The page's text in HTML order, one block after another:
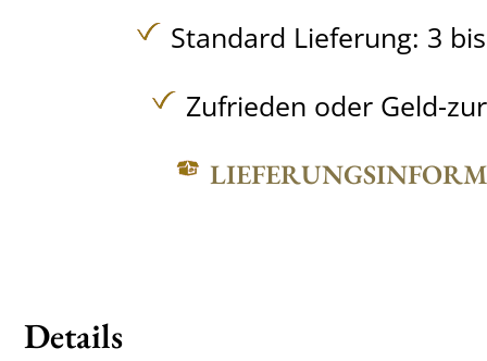
Standard Lieferung: 3
Zufrieden oder Geld-
Details